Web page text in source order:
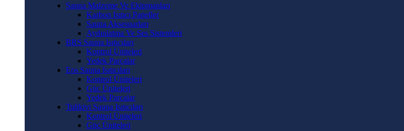
Sauna Malzeme Ve Ekipmanları
Karbon Isıtıcı Paneller
Sauna Aksesuarları
Aydınlatma Ve Ses Sistemleri
BRS Sauna Isıtıcıları
Kontrol Üniteleri
Yedek Parçalar
Eos Sauna Isıtıcıları
Kontrol Üniteleri
Güç Üniteleri
Yedek Parçalar
Tulikivi Sauna Isıtıcıları
Kontrol Üniteleri
Güç Üniteleri